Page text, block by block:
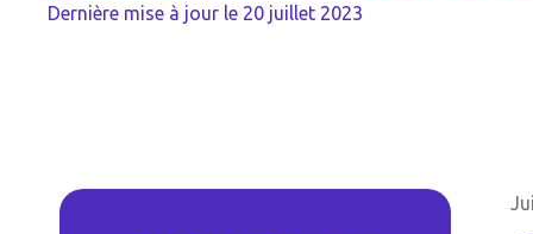
Dernière mise à jour le 20 juillet 2023